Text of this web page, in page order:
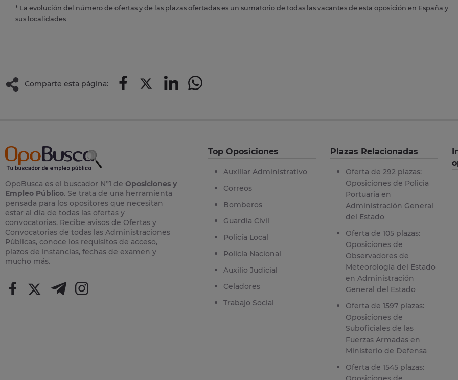
* La evolución del número de ofertas y de las plazas ofertadas es un sumatorio de todas las vacantes de esta oposición en España y
sus localidades
Comparte esta página:
OpoBusca es el buscador Nº1 de Oposiciones y
Empleo Público. Se trata de una herramienta
pensada para los opositores que necesitan
estar al día de todas las ofertas y
convocatorias. Recibe avisos de Ofertas y
Convocatorias de todas las Administraciones
Públicas, conoce los requisitos de acceso,
plazos de instancias, fechas de examen y
mucho más.
Top Oposiciones
Auxiliar Administrativo
Correos
Bomberos
Guardia Civil
Policía Local
Policía Nacional
Auxilio Judicial
Celadores
Trabajo Social
Plazas Relacionadas
Oferta de 292 plazas:
Oposiciones de Policia
Portuaria en
Administración General
del Estado
Oferta de 105 plazas:
Oposiciones de
Observadores de
Meteorología del Estado
en Administración
General del Estado
Oferta de 1597 plazas:
Oposiciones de
Suboficiales de las
Fuerzas Armadas en
Ministerio de Defensa
Oferta de 1545 plazas: